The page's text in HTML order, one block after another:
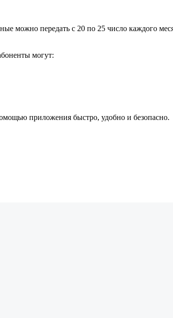
можно передать с 20 по 25 число каждого
могут:
приложения быстро, удобно и безопасно.